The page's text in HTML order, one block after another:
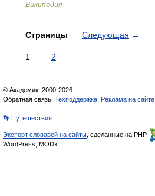
Википедия
Страницы Следующая →
1 2
© Академик, 2000-2026
Обратная связь: Техподдержка Реклама на сайте
👣 Путешествия
Экспорт словарей на сайты , сделанные на PHP,
WordPress, MODx.